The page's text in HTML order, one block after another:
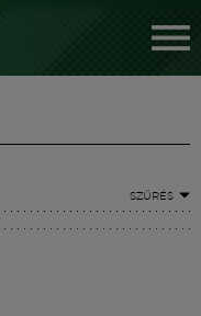
SZŰRÉS